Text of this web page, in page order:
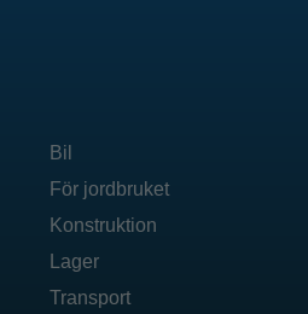
Bil
För jordbruket
Konstruktion
Lager
Transport